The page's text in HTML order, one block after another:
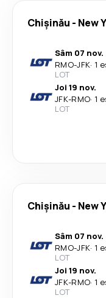
Chişinău - New
Sâm 07 nov.
RMO-JFK· 1
LOT
Joi 19 nov.
JFK-RMO· 1
LOT
Chişinău - New
Sâm 07 nov.
RMO-JFK· 1
LOT
Joi 19 nov.
JFK-RMO· 1
LOT